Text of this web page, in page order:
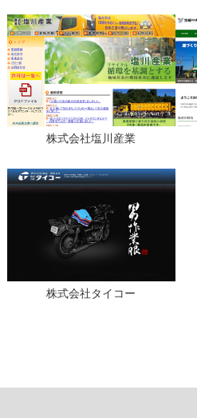
株式会社塩川産業
株式会社タイコー